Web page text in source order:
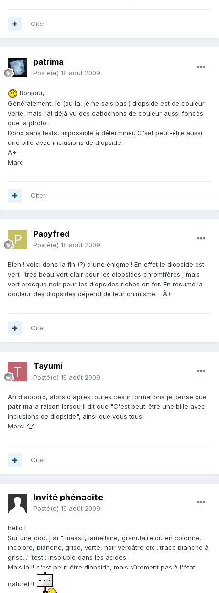
Citer
patrima
Posté(e) 18 août 2009
Bonjour,
Généralement, le (ou la, je ne sais pas ) diopside est de couleur
verte, mais j'ai déjà vu des cabochons de couleur aussi foncés
que la photo.
Donc sans tests, impossible à déterminer. C'set peut-être aussi
une bille avec inclusions de diopside.
A+
Marc
Citer
Papyfred
Posté(e) 18 août 2009
Bien ! voici donc la fin (?) d'une énigme ! En effet le diopside est
vert ! très beau vert clair pour les diopsides chromifères ; mais
vert presque noir pour les diopsides riches en fer. En résumé la
couleur des diopsides dépend de leur chimisme… À+
Citer
Tayumi
Posté(e) 19 août 2009
Ah d'accord, alors d'après toutes ces informations je pense que
patrima a raison lorsqu'il dit que "C'est peut-être une bille avec
inclusions de diopside", ainsi que vous tous.
Merci ^_^
Citer
Invité phénacite
Posté(e) 19 août 2009
hello !
Sur une doc, j'ai " massif, lamellaire, granulaire ou en colonne,
incolore, blanche, grise, verte, noir verdâtre etc...trace blanche à
grise..." test : insoluble dans les acides.
Mais là !! c'est peut-être diopside, mais sûrement pas à l'état
naturel !!